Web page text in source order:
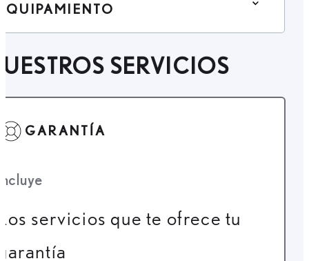
SERVICIOS
GARANTÍA
servicios que te ofrece tu